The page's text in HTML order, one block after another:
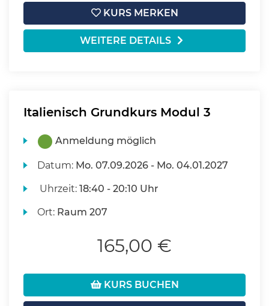
KURS MERKEN
WEITERE DETAILS
Italienisch Grundkurs Modul 3
Anmeldung möglich
Datum: Mo. 07.09.2026 - Mo. 04.01.2027
Uhrzeit:18:40 - 20:10 Uhr
Ort: Raum 207
165,00 €
KURS BUCHEN